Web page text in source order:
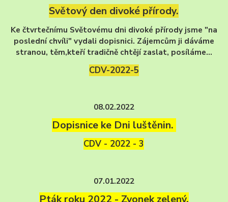
Světový den divoké přírody.
Ke čtvrtečnímu Světovému dni divoké přírody jsme "na
poslední chvíli" vydali dopisnici. Zájemcům ji dáváme
stranou, těm,kteří tradičně chtějí zaslat, posíláme...
CDV-2022-5
08.02.2022
Dopisnice ke Dni luštěnin.
CDV - 2022 - 3
07.01.2022
Pták roku 2022 - Zvonek zelený.